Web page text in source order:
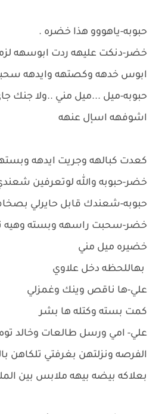
حبوبه-ياهووو هذا خضره .
خضر-دنكت عليهه ردت ابوسهه
ابوس خدهه وكصتهه وايدهه
حبوبه-ميل ...ميل مني ..ولا جنك
اشوفهه اسإل عنهه
كعدت كبالهه وجريت ايدهه
خضر-حبوبه والله لوتعرفين
حبوبه-شعندك قابل حايرلي بصخام
خضر-سحبت راسهه وبسته وهيه
خضيره ميل مني
بهاللحظه دخل علاوي
علي-ها ناقص وينك وغمزلي
كمت بسته وكتله ها بشر
علي- امي ورسل طالعات وخالد
الفرصه ونزلتهن بغرفتي تلكاهن
بعلاكه بيضه بيهه ملابس بين